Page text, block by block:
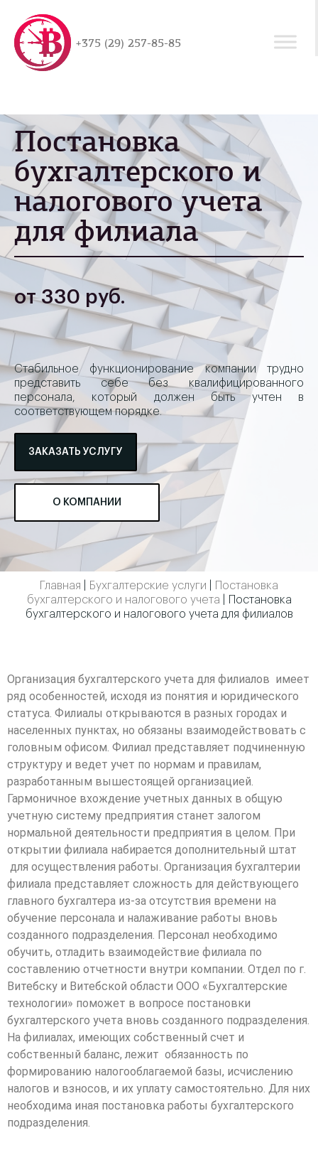
+375 (29) 257-85-85
Постановка
бухгалтерского и
налогового учета
для филиала
от 330 руб.
Стабильное функционирование компании трудно
представить себе без квалифицированного
персонала, который должен быть учтен в
соответствующем порядке.
ЗАКАЗАТЬ УСЛУГУ
О КОМПАНИИ
Главная Бухгалтерские услуги
Постановка
бухгалтерского и налогового учета
Постановка
бухгалтерского и налогового учета для филиалов
Организация бухгалтерского учета для филиалов имеет
ряд особенностей, исходя из понятия и юридического
статуса. Филиалы открываются в разных городах и
населенных пунктах, но обязаны взаимодействовать с
головным офисом. Филиал представляет подчиненную
структуру и ведет учет по нормам и правилам,
разработанным вышестоящей организацией.
Гармоничное вхождение учетных данных в общую
учетную систему предприятия станет залогом
нормальной деятельности предприятия в целом. При
открытии филиала набирается дополнительный штат
для осуществления работы. Организация бухгалтерии
филиала представляет сложность для действующего
главного бухгалтера из-за отсутствия времени на
обучение персонала и налаживание работы вновь
созданного подразделения. Персонал необходимо
обучить, отладить взаимодействие филиала по
составлению отчетности внутри компании. Отдел по г.
Витебску и Витебской области ООО «Бухгалтерские
технологии» поможет в вопросе постановки
бухгалтерского учета вновь созданного подразделения.
На филиалах, имеющих собственный счет и
собственный баланс, лежит обязанность по
формированию налогооблагаемой базы, исчислению
налогов и взносов, и их уплату самостоятельно. Для них
необходима иная постановка работы бухгалтерского
подразделения.